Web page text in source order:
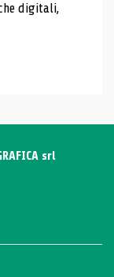
digitali,
srl